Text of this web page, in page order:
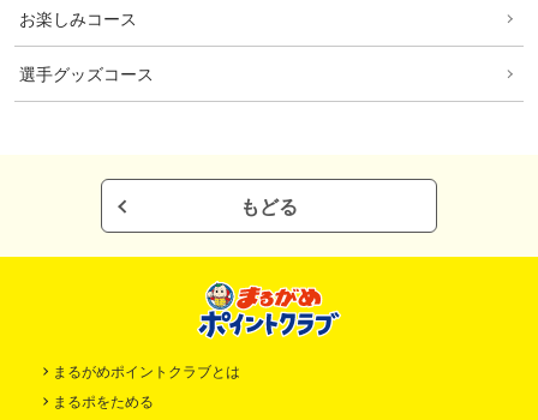
お楽しみコース
選手グッズコース
もどる
まるがめポイントクラブとは
まるポをためる